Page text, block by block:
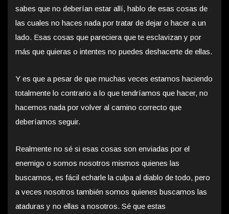
sabes que no deberían estar allí, hablo de esas cosas de
las cuales no haces nada por tratar de dejar o hacer a un
lado. Esas cosas que pareciera que te esclavizan y por
más que quieras o intentes no puedes deshacerte de ellas.
Y es que a pesar de que muchas veces estamos haciendo
totalmente lo contrario a lo que tendríamos que hacer, no
hacemos nada por volver al camino correcto que
deberíamos seguir.
Realmente no sé si esas cosas son enviadas por el
enemigo o somos nosotros mismos quienes las
buscamos, es fácil echarle la culpa al diablo de todo, pero
a veces nosotros también somos quienes buscamos las
ataduras y no ellas a nosotros. Sé que estas